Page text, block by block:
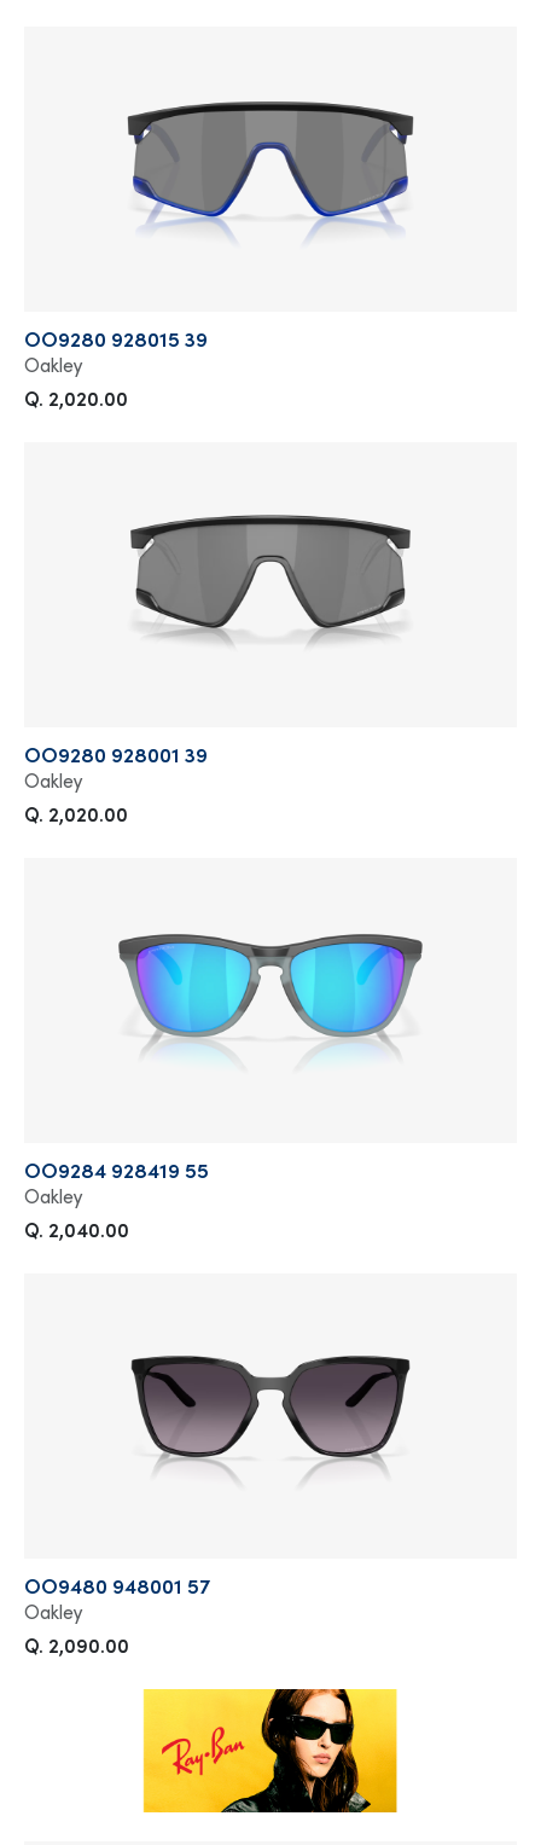
OO9280 928015 39
Oakley
Q. 2,020.00
OO9280 928001 39
Oakley
Q. 2,020.00
OO9284 928419 55
Oakley
Q. 2,040.00
OO9480 948001 57
Oakley
Q. 2,090.00